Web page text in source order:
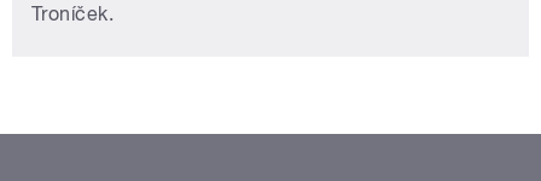
Troníček.